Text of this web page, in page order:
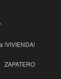
!VIVIENDA!
ZAPATERO